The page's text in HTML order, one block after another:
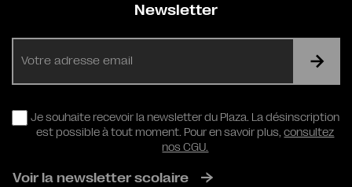
Newsletter
RGPD
Je souhaite recevoir la newsletter du Plaza. La désinscription
est possible à tout moment. Pour en savoir plus,consultez
nos CGU.
Voir la newsletter scolaire